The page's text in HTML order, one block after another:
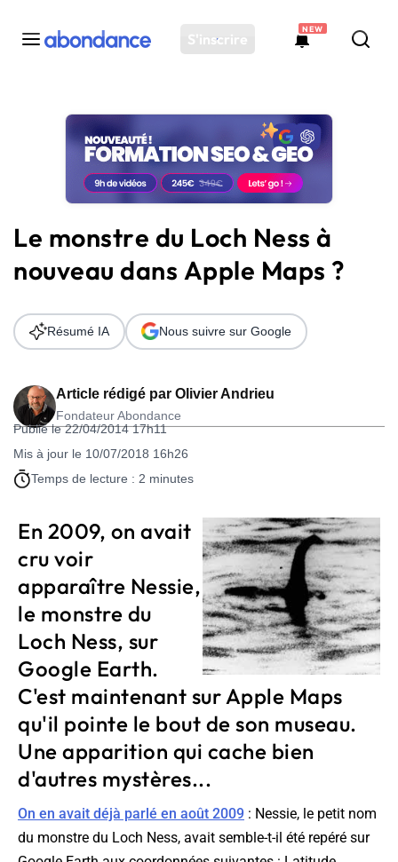
S'inscrire
NEW
Toutes les actus
Actus SEO
Plateforme
Solutions
Ressources
Audit SEO
Le monstre du Loch Ness à
nouveau dans Apple Maps ?
Article rédigé par Olivier Andrieu
Fondateur Abondance
Publié le 22/04/2014 17h11
Mis à jour le 10/07/2018 16h26
Temps de lecture : 2 minutes
Résumé IA Nous suivre sur Google
En 2009, on avait
cru voir
apparaître Nessie,
le monstre du
Loch Ness, sur
Google Earth.
C'est maintenant sur Apple Maps
qu'il pointe le bout de son museau.
Une apparition qui cache bien
d'autres mystères...
On en avait déjà parlé en août 2009 : Nessie, le petit nom
du monstre du Loch Ness, avait semble-t-il été repéré sur